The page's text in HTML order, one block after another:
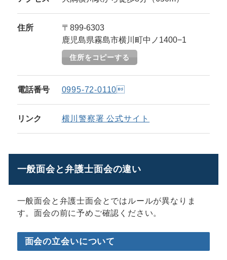
住所
〒899-6303
鹿児島県霧島市横川町中ノ1400−1
住所をコピーする
電話番号 0995-72-0110
リンク 横川警察署 公式サイト
一般面会と弁護士面会の違い
一般面会と弁護士面会とではルールが異なりま
す。面会の前に予めご確認ください。
面会の立会いについて